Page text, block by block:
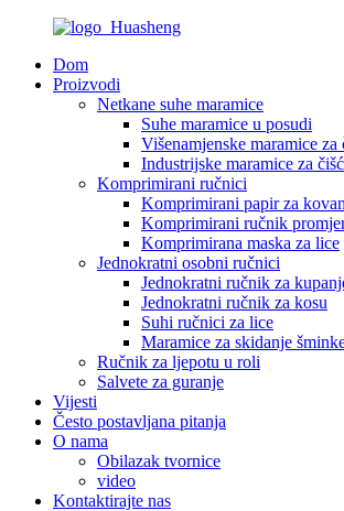
Dom
Proizvodi
Netkane suhe maramice
Suhe maramice u posudi
Višenamjenske maramice za
Industrijske maramice za
Komprimirani ručnici
Komprimirani papir za
Komprimirani ručnik
Komprimirana maska ​​za lice
Jednokratni osobni ručnici
Jednokratni ručnik za
Jednokratni ručnik za kosu
Suhi ručnici za lice
Maramice za skidanje
Ručnik za ljepotu u roli
Salvete za guranje
Vijesti
Često postavljana pitanja
O nama
Obilazak tvornice
video
Kontaktirajte nas